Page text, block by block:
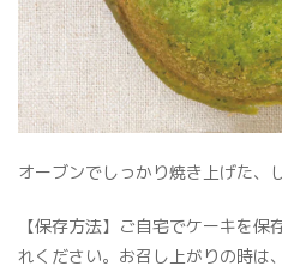
オーブンでしっかり焼き上げた、
【保存方法】ご自宅でケーキを
れください。お召し上がりの時は